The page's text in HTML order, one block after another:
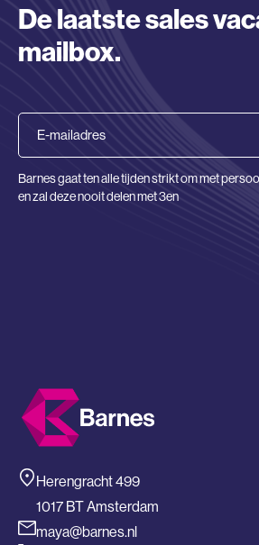
De laatste sales
mailbox.
Barnes gaat ten alle tijden strikt om met
en zal deze nooit delen met 3en
Herengracht 499
1017 BT Amsterdam
maya@barnes.nl